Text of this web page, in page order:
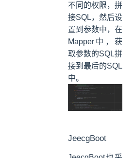
不同的权限，拼
接SQL，然后设
置到参数中，在
Mapper中，获
取参数的SQL拼
接到最后的SQL
中。
JeecgBoot